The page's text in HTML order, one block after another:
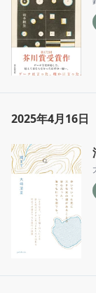
2025年4月16日